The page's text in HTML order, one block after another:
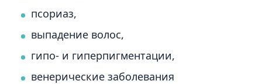
псориаз,
выпадение волос,
гипо- и гиперпигментации,
венерические заболевания